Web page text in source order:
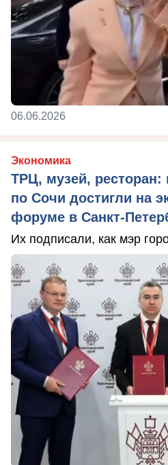
06.06.2026
Экономика
ТРЦ, музей, ресторан:
по Сочи достигли на
форуме в Санкт-
Их подписали, как мэр